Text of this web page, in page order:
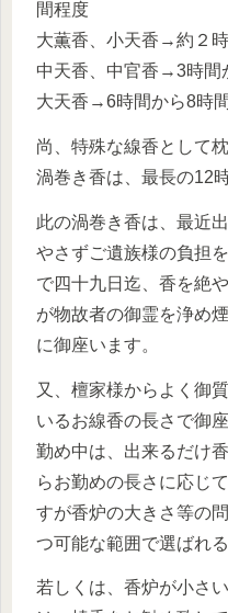
間程度
大薫香、小天香→約２
中天香、中官香→3時間
大天香→6時間から8時
尚、特殊な線香として
渦巻き香は、最長の12
此の渦巻き香は、最近
やさずご遺族様の負担
で四十九日迄、香を絶
が物故者の御霊を浄め
に御座います。
又、檀家様からよく御
いるお線香の長さで御
勤め中は、出来るだけ
らお勤めの長さに応じ
すが香炉の大きさ等の
つ可能な範囲で選ばれ
若しくは、香炉が小さ